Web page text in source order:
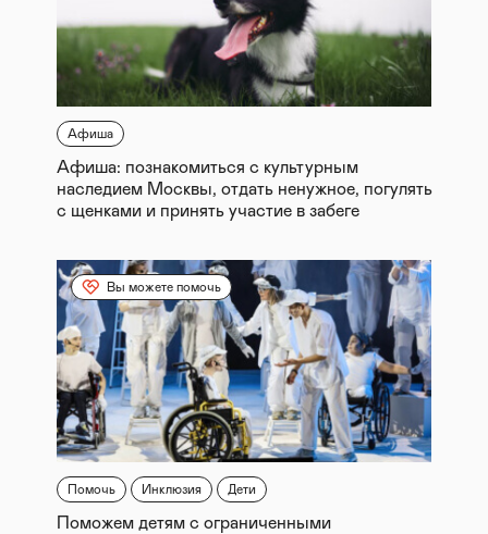
Афиша
Афиша: познакомиться с культурным
наследием Москвы, отдать ненужное, погулять
с щенками и принять участие в забеге
Вы можете помочь
Помочь Инклюзия Дети
Поможем детям с ограниченными